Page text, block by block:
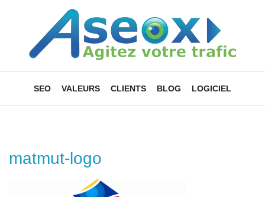
SEO VALEURS CLIENTS BLOG LOGICIEL
matmut-logo